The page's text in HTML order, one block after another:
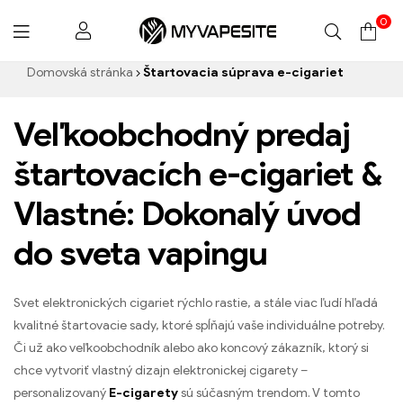
Myvapesite.de
0
Domovská stránka Štartovacia súprava e-cigariet
Veľkoobchodný predaj
štartovacích e-cigariet &
Vlastné: Dokonalý úvod
do sveta vapingu
Svet elektronických cigariet rýchlo rastie, a stále viac ľudí hľadá
kvalitné štartovacie sady, ktoré spĺňajú vaše individuálne potreby.
Či už ako veľkoobchodník alebo ako koncový zákazník, ktorý si
chce vytvoriť vlastný dizajn elektronickej cigarety –
personalizovaný E-cigaretysú súčasným trendom. V tomto